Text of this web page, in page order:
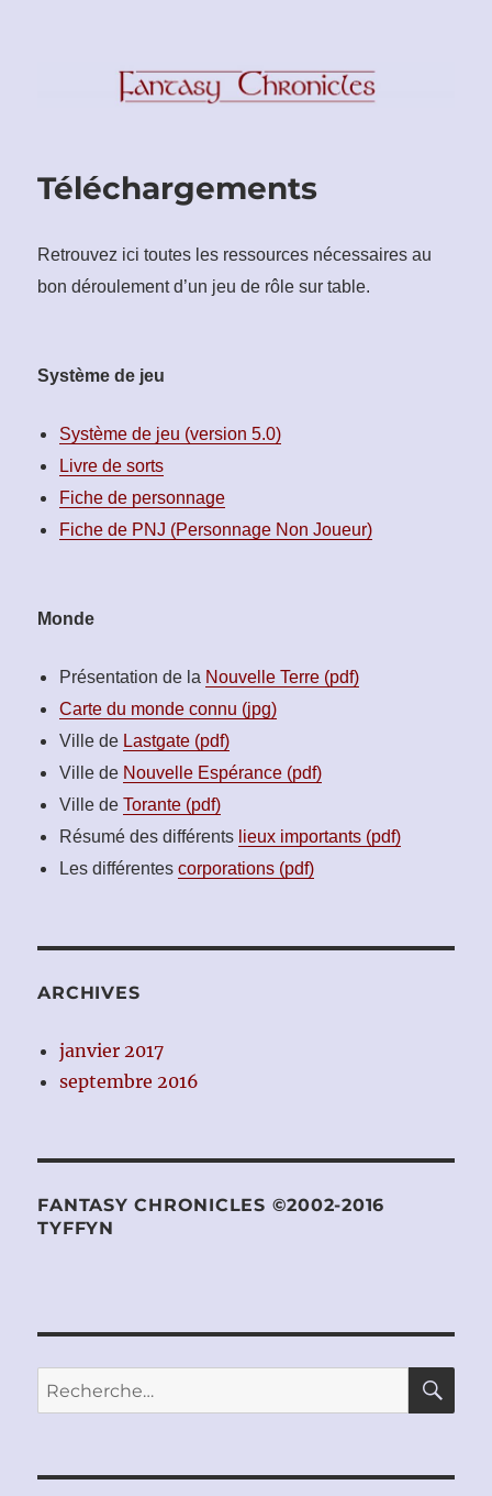
Téléchargements
Retrouvez ici toutes les ressources nécessaires au
bon déroulement d’un jeu de rôle sur table.
Système de jeu
Système de jeu (version 5.0)
Livre de sorts
Fiche de personnage
Fiche de PNJ (Personnage Non Joueur)
Monde
Présentation de la Nouvelle Terre (pdf)
Carte du monde connu (jpg)
Ville de Lastgate (pdf)
Ville de Nouvelle Espérance (pdf)
Ville deTorante (pdf)
Résumé des différents lieux importants (pdf)
Les différentescorporations (pdf)
ARCHIVES
janvier 2017
septembre 2016
FANTASY CHRONICLES ©2002-2016
TYFFYN
Recherche
pour :